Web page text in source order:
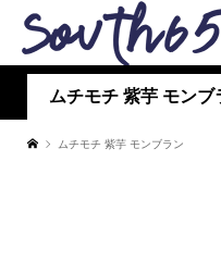
ムチモチ 紫芋 モンブ
ムチモチ 紫芋 モンブラン